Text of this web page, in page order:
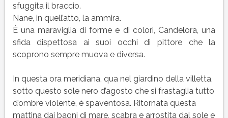
sfuggita il braccio.
Nane, in quell’atto, la ammira.
È una maraviglia di forme e di colori, Candelora, una
sfida dispettosa ai suoi occhi di pittore che la
scoprono sempre muova e diversa.
In questa ora meridiana, qua nel giardino della villetta,
sotto questo sole nero d’agosto che si frastaglia tutto
d’ombre violente, è spaventosa. Ritornata questa
mattina dai bagni di mare, scabra e arrostita dal sole e